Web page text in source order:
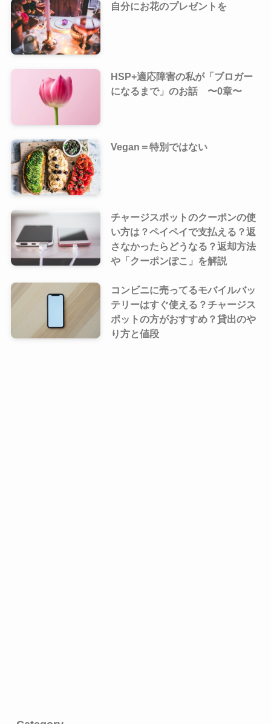
自分にお花のプレゼントを
HSP+適応障害の私が「ブロガー
になるまで」のお話 〜0章〜
Vegan＝特別ではない
チャージスポットのクーポンの使
い方は？ペイペイで支払える？返
さなかったらどうなる？返却方法
や「クーポンぽこ」を解説
コンビニに売ってるモバイルバッ
テリーはすぐ使える？チャージス
ポットの方がおすすめ？貸出のや
り方と値段